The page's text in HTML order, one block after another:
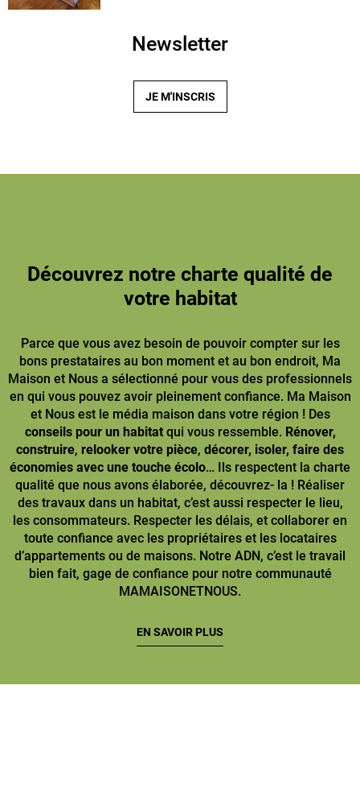
Newsletter
JE M'INSCRIS
Découvrez notre charte qualité de
votre habitat
Parce que vous avez besoin de pouvoir compter sur les
bons prestataires au bon moment et au bon endroit, Ma
Maison et Nous a sélectionné pour vous des professionnels
en qui vous pouvez avoir pleinement confiance. Ma Maison
et Nous est le média maison dans votre région ! Des
conseils pour un habitatqui vous ressemble. Rénover,
construire, relooker votre pièce, décorer, isoler, faire des
économies avec une touche écolo… Ils respectent la charte
qualité que nous avons élaborée, découvrez- la ! Réaliser
des travaux dans un habitat, c’est aussi respecter le lieu,
les consommateurs. Respecter les délais, et collaborer en
toute confiance avec les propriétaires et les locataires
d’appartements ou de maisons. Notre ADN, c’est le travail
bien fait, gage de confiance pour notre communauté
MAMAISONETNOUS.
EN SAVOIR PLUS